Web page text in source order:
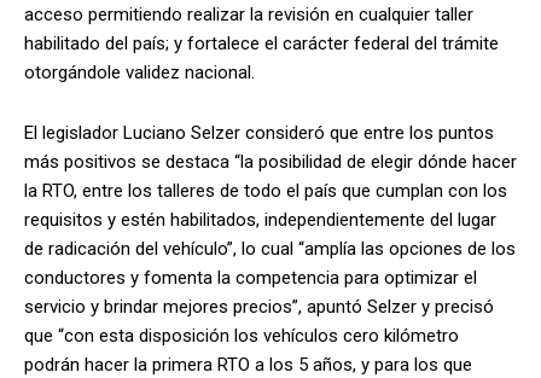
acceso permitiendo realizar la revisión en cualquier taller
habilitado del país; y fortalece el carácter federal del trámite
otorgándole validez nacional.
El legislador Luciano Selzer consideró que entre los puntos
más positivos se destaca “la posibilidad de elegir dónde hacer
la RTO, entre los talleres de todo el país que cumplan con los
requisitos y estén habilitados, independientemente del lugar
de radicación del vehículo”, lo cual “amplía las opciones de los
conductores y fomenta la competencia para optimizar el
servicio y brindar mejores precios”, apuntó Selzer y precisó
que “con esta disposición los vehículos cero kilómetro
podrán hacer la primera RTO a los 5 años, y para los que